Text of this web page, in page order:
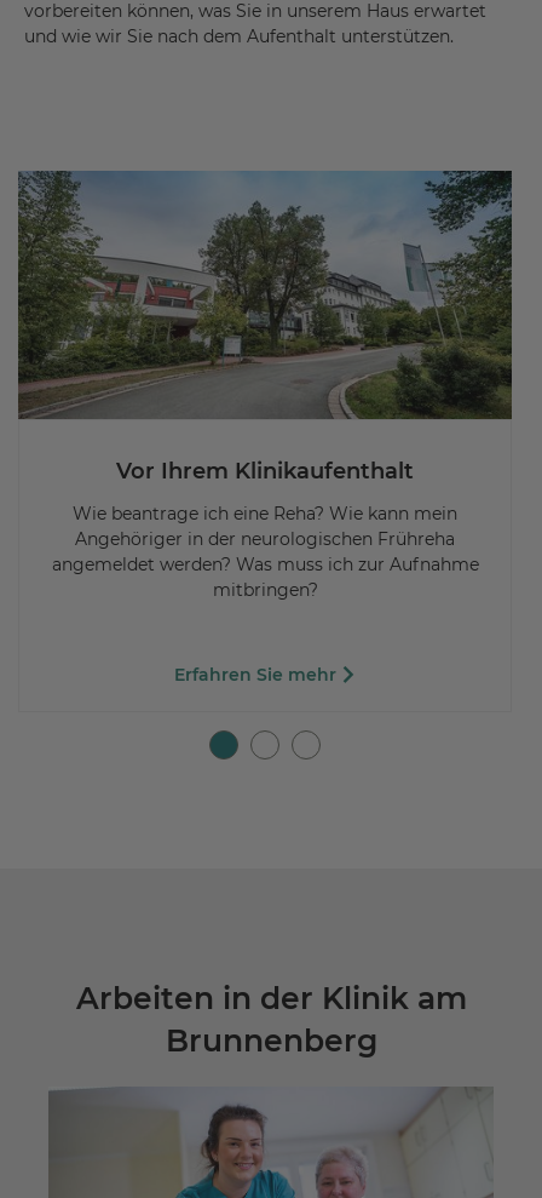
vorbereiten können, was Sie in unserem Haus erwartet
und wie wir Sie nach dem Aufenthalt unterstützen.
Vor Ihrem Klinikaufenthalt
Wie beantrage ich eine Reha? Wie kann mein
Angehöriger in der neurologischen Frühreha
angemeldet werden? Was muss ich zur Aufnahme
mitbringen?
Erfahren Sie mehr
Arbeiten in der Klinik am
Brunnenberg